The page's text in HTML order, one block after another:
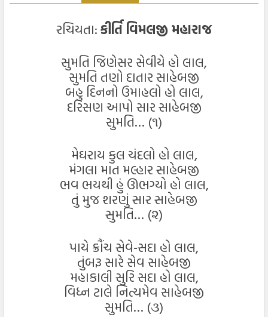
રચિયતા:કીર્તિ વિમલજી મહારાજ
સુમતિ જિણેસર સેવીયે હો લાલ,
સુમતિ તણો દાતાર સાહેબજી
બહુ દિનનો ઉમાહલો હો લાલ,
દરિસણ આપો સાર સાહેબજી
સુમતિ… (૧)
મેઘરાય કુલ ચંદલો હો લાલ,
મંગલા માત મલ્હાર સાહેબજી
ભવ ભયથી હું ઊભગ્યો હો લાલ,
તું મુજ શરણું સાર સાહેબજી
સુમતિ… (૨)
પાયે ક્રૌંચ સેવે-સદા હો લાલ,
તુંબરૂ સારે સેવ સાહેબજી
મહાકાલી સુરિ સદા હો લાલ,
વિધ્ન ટાલે નિત્યમેવ સાહેબજી
સુમતિ… (૩)